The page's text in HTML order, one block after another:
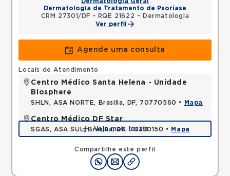
Dermatologia de Tratamento de Psoríase
CRM 27301/DF •
RQE 21622 - Dermatologia
Ver perfil
Agende uma consulta
Compartilhe este perfil
Locais de Atendimento
Centro Médico Santa Helena - Unidade
Biosphere
SHLN, ASA NORTE, Brasilia, DF, 70770560 • Mapa
Centro Médico DF Star
SGAS, ASA SUL, Brasilia, DF, 70390150 • Mapa
Veja mais locais